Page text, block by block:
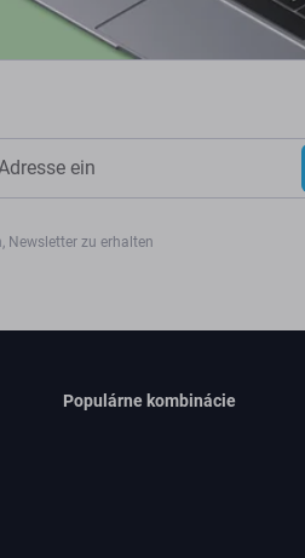
Newsletter zu erhalten
Populárne kombinácie